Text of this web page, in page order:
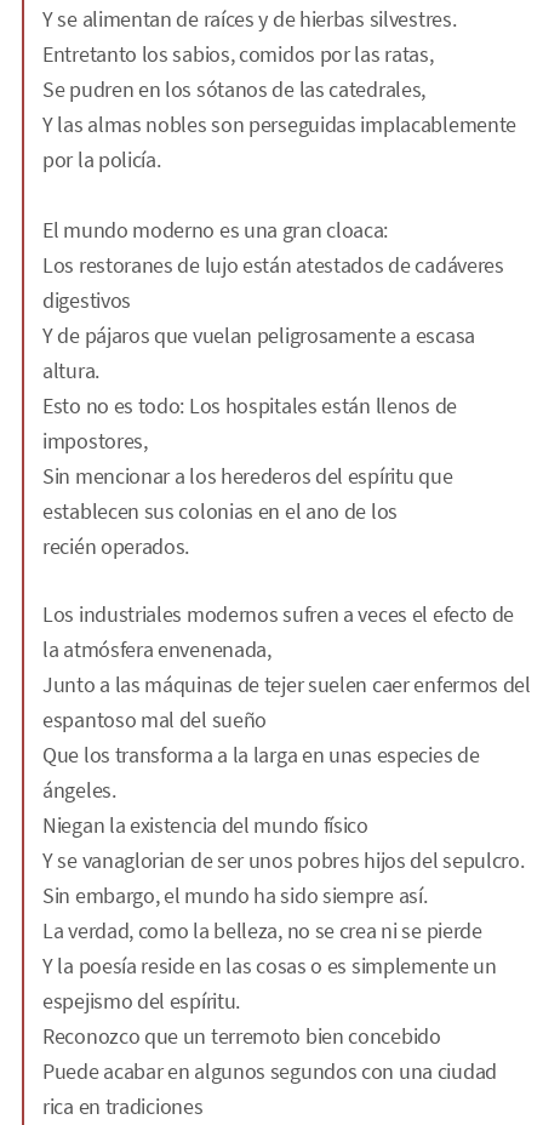
Y se alimentan de raíces y de hierbas silvestres.
Entretanto los sabios, comidos por las ratas,
Se pudren en los sótanos de las catedrales,
Y las almas nobles son perseguidas implacablemente
por la policía.
El mundo moderno es una gran cloaca:
Los restoranes de lujo están atestados de cadáveres
digestivos
Y de pájaros que vuelan peligrosamente a escasa
altura.
Esto no es todo: Los hospitales están llenos de
impostores,
Sin mencionar a los herederos del espíritu que
establecen sus colonias en el ano de los
recién operados.
Los industriales modernos sufren a veces el efecto de
la atmósfera envenenada,
Junto a las máquinas de tejer suelen caer enfermos del
espantoso mal del sueño
Que los transforma a la larga en unas especies de
ángeles.
Niegan la existencia del mundo físico
Y se vanaglorian de ser unos pobres hijos del sepulcro.
Sin embargo, el mundo ha sido siempre así.
La verdad, como la belleza, no se crea ni se pierde
Y la poesía reside en las cosas o es simplemente un
espejismo del espíritu.
Reconozco que un terremoto bien concebido
Puede acabar en algunos segundos con una ciudad
rica en tradiciones